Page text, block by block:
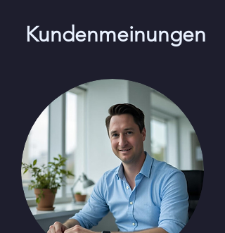
Kundenmeinungen